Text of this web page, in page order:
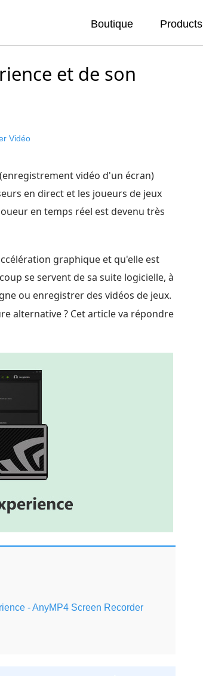
Boutique Products
et de son
Vidéo
vidéo d'un écran)
en direct et les joueurs de jeux
en temps réel est devenu très
graphique et qu'elle est
se servent de sa suite logicielle, à
ou enregistrer des vidéos de jeux.
alternative ? Cet article va répondre
- AnyMP4 Screen Recorder